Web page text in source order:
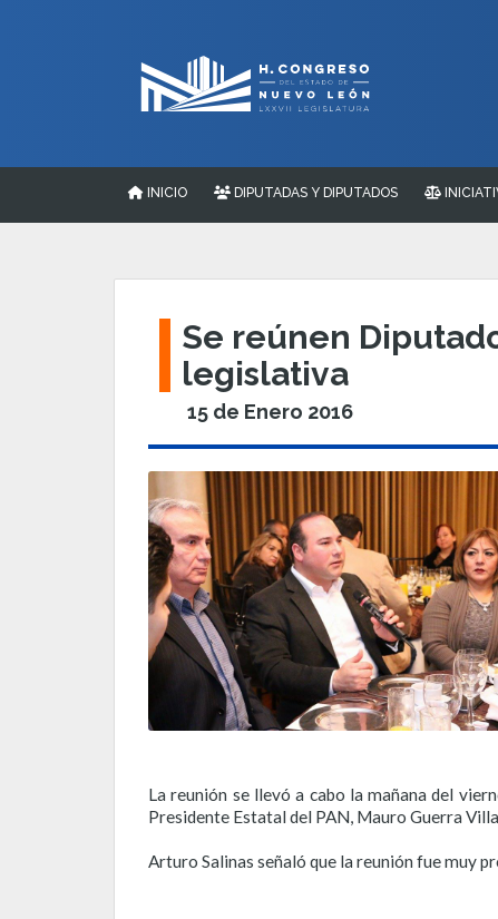
INICIO DIPUTADAS Y DIPUTADOS
Se reúnen
legislativa
15 de Enero 2016
La reunión se llevó a cabo la mañana del
Presidente Estatal del PAN, Mauro Guerra
Arturo Salinas señaló que la reunión fue muy